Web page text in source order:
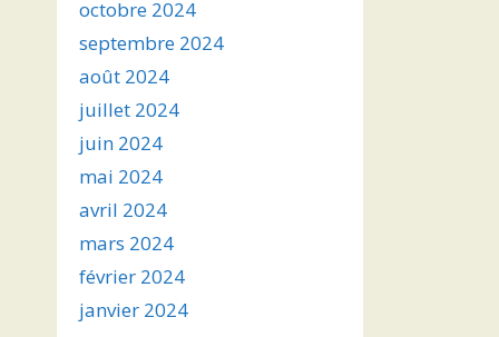
octobre 2024
septembre 2024
août 2024
juillet 2024
juin 2024
mai 2024
avril 2024
mars 2024
février 2024
janvier 2024